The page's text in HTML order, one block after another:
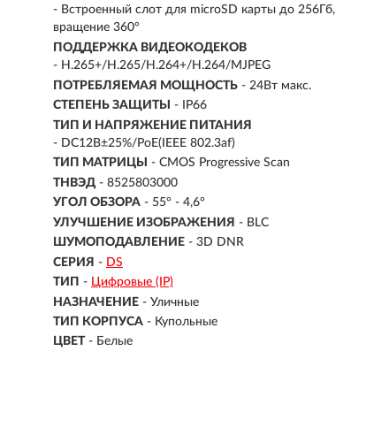
- Встроенный слот для microSD карты до 256Гб,
вращение 360°
ПОДДЕРЖКА ВИДЕОКОДЕКОВ
- H.265+/H.265/H.264+/H.264/MJPEG
ПОТРЕБЛЯЕМАЯ МОЩНОСТЬ - 24Вт макс.
СТЕПЕНЬ ЗАЩИТЫ
- IP66
ТИП И НАПРЯЖЕНИЕ ПИТАНИЯ
- DC12В±25%/PoE(IEEE 802.3af)
ТИП МАТРИЦЫ
- CMOS Progressive Scan
ТНВЭД - 8525803000
УГОЛ ОБЗОРА - 55° - 4,6°
УЛУЧШЕНИЕ ИЗОБРАЖЕНИЯ - BLC
ШУМОПОДАВЛЕНИЕ - 3D DNR
СЕРИЯ - DS
ТИП - Цифровые (IP)
НАЗНАЧЕНИЕ - Уличные
ТИП КОРПУСА - Купольные
ЦВЕТ - Белые